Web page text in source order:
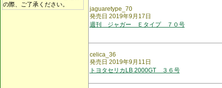
の際、ご了承ください。
jaguaretype_70
発売日 2019年9月17日
週刊 ジャガー Ｅタイプ ７０号
celica_36
発売日 2019年9月11日
トヨタセリカLB 2000GT ３６号